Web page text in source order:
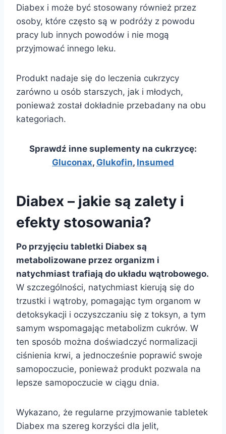
Diabex i może być stosowany również przez
osoby, które często są w podróży z powodu
pracy lub innych powodów i nie mogą
przyjmować innego leku.
Produkt nadaje się do leczenia cukrzycy
zarówno u osób starszych, jak i młodych,
ponieważ został dokładnie przebadany na obu
kategoriach.
Sprawdź inne suplementy na cukrzycę:
Gluconax, Glukofin, Insumed
Diabex – jakie są zalety i
efekty stosowania?
Po przyjęciu tabletki Diabex są
metabolizowane przez organizm i
natychmiast trafiają do układu wątrobowego.
W szczególności, natychmiast kierują się do
trzustki i wątroby, pomagając tym organom w
detoksykacji i oczyszczaniu się z toksyn, a tym
samym wspomagając metabolizm cukrów. W
ten sposób można doświadczyć normalizacji
ciśnienia krwi, a jednocześnie poprawić swoje
samopoczucie, ponieważ produkt pozwala na
lepsze samopoczucie w ciągu dnia.
Wykazano, że regularne przyjmowanie tabletek
Diabex ma szereg korzyści dla jelit,